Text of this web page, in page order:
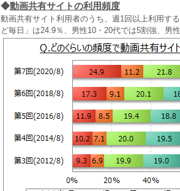
◆動画共有サイトの利用頻度
動画共有サイト利用者のうち、週1回以上利用す
ど毎日」は24.9％、男性10・20代では5割強、男